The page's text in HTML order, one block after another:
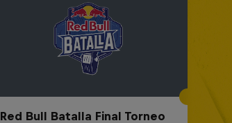
Red Bull Batalla Final Torneo